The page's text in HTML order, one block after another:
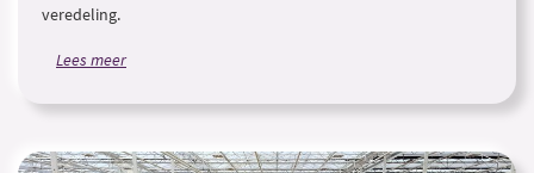
veredeling.
Lees meer